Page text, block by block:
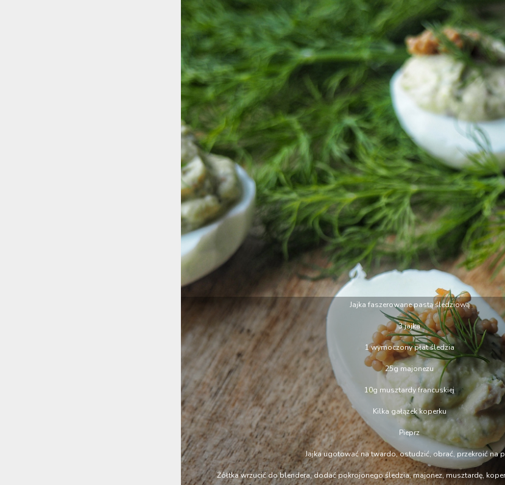
Jajka faszerowane pastą śledziową
3 jajka
1 wymoczony płat śledzia
25g majonezu
10g musztardy francuskiej
Kilka gałązek koperku
Pieprz
Jajka ugotować na twardo, ostudzić, obrać, przekroić na
Żółtka wrzucić do blendera, dodać pokrojonego śledzia, majonez, musztardę,